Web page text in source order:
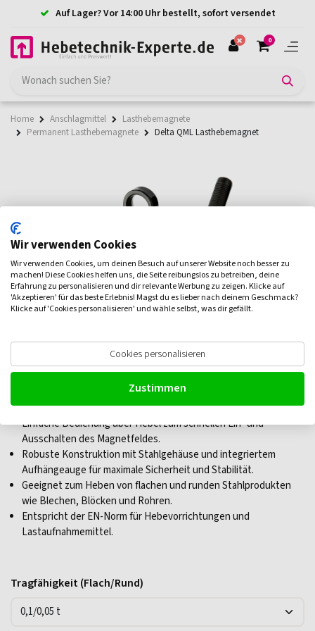
Auf Lager? Vor 14:00 Uhr bestellt, sofort versendet
0
Home Anschlagmittel
Lasthebemagnete
Permanent Lasthebemagnete
Delta QML Lasthebemagnet
Delta QML Lasthebemagnet
Permanenter NdFeB-Magnet sorgt für eine leistungsstarke,
energieeffiziente Funktion ohne externe Stromversorgung.
Einfache Bedienung über Hebel zum schnellen Ein- und
Ausschalten des Magnetfeldes.
Robuste Konstruktion mit Stahlgehäuse und integriertem
Aufhängeauge für maximale Sicherheit und Stabilität.
Geeignet zum Heben von flachen und runden Stahlprodukten
wie Blechen, Blöcken und Rohren.
Entspricht der EN-Norm für Hebevorrichtungen und
Lastaufnahmemittel.
Tragfähigkeit (Flach/Rund)
Wir verwenden Cookies
Wir verwenden Cookies, um deinen Besuch auf unserer Website noch besser zu
machen! Diese Cookies helfen uns, die Seite reibungslos zu betreiben, deine
Erfahrung zu personalisieren und dir relevante Werbung zu zeigen. Klicke auf
'Akzeptieren' für das beste Erlebnis! Magst du es lieber nach deinem Geschmack?
Klicke auf 'Cookies personalisieren' und wähle selbst, was dir gefällt.
Cookies personalisieren
Zustimmen